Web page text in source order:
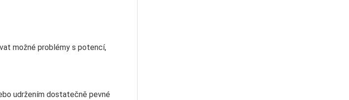
možné problémy s potencí,
udržením dostatečně pevné